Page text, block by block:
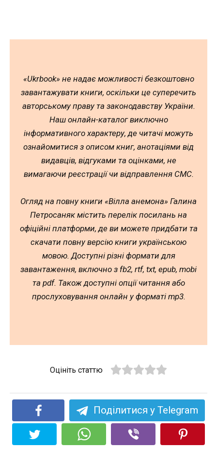
«Ukrbook» не надає можливості безкоштовно
завантажувати книги, оскільки це суперечить
авторському праву та законодавству України.
Наш онлайн-каталог виключно
інформативного характеру, де читачі можуть
ознайомитися з описом книг, анотаціями від
видавців, відгуками та оцінками, не
вимагаючи реєстрації чи відправлення СМС.
Огляд на повну книги «Вілла анемона» Галина
Петросаняк містить перелік посилань на
офіційні платформи, де ви можете придбати та
скачати повну версію книги українською
мовою. Доступні різні формати для
завантаження, включно з fb2, rtf, txt, epub, mobi
та pdf. Також доступні опції читання або
прослуховування онлайн у форматі mp3.
Оцініть статтю
Поділитися у Telegram